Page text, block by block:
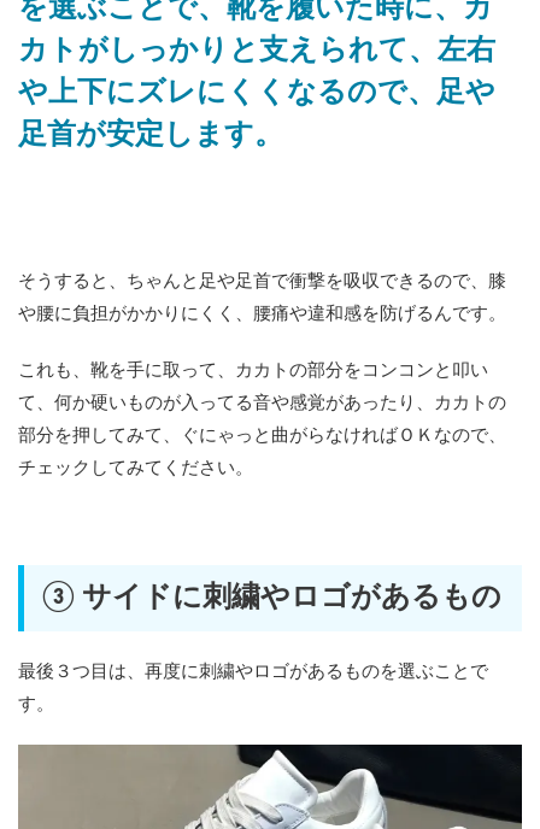
を選ぶことで、靴を履いた時に、カ
カトがしっかりと支えられて、左右
や上下にズレにくくなるので、足や
足首が安定します。
そうすると、ちゃんと足や足首で衝撃を吸収できるので、膝
や腰に負担がかかりにくく、腰痛や違和感を防げるんです。
これも、靴を手に取って、カカトの部分をコンコンと叩い
て、何か硬いものが入ってる音や感覚があったり、カカトの
部分を押してみて、ぐにゃっと曲がらなければＯＫなので、
チェックしてみてください。
③ サイドに刺繍やロゴがあるもの
最後３つ目は、再度に刺繍やロゴがあるものを選ぶことで
す。